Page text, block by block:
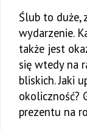
Ślub to duże,
wydarzenie.
także jest
się wtedy na
bliskich. Jaki
okoliczność?
prezentu na